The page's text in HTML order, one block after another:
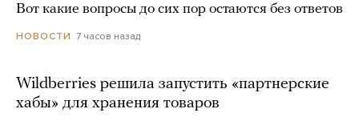
Вот какие вопросы до сих пор остаются без ответов
НОВОСТИ 7 часов назад
Wildberries решила запустить «партнерские
хабы» для хранения товаров